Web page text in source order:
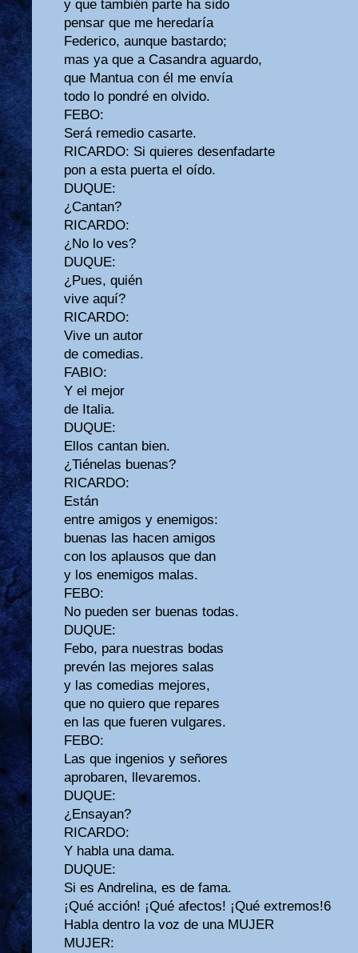
y que también parte ha sido
pensar que me heredaría
Federico, aunque bastardo;
mas ya que a Casandra aguardo,
que Mantua con él me envía
todo lo pondré en olvido.
FEBO:
Será remedio casarte.
RICARDO: Si quieres desenfadarte
pon a esta puerta el oído.
DUQUE:
¿Cantan?
RICARDO:
¿No lo ves?
DUQUE:
¿Pues, quién
vive aquí?
RICARDO:
Vive un autor
de comedias.
FABIO:
Y el mejor
de Italia.
DUQUE:
Ellos cantan bien.
¿Tiénelas buenas?
RICARDO:
Están
entre amigos y enemigos:
buenas las hacen amigos
con los aplausos que dan
y los enemigos malas.
FEBO:
No pueden ser buenas todas.
DUQUE:
Febo, para nuestras bodas
prevén las mejores salas
y las comedias mejores,
que no quiero que repares
en las que fueren vulgares.
FEBO:
Las que ingenios y señores
aprobaren, llevaremos.
DUQUE:
¿Ensayan?
RICARDO:
Y habla una dama.
DUQUE:
Si es Andrelina, es de fama.
¡Qué acción! ¡Qué afectos! ¡Qué extremos!6
Habla dentro la voz de una MUJER
MUJER: